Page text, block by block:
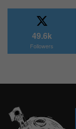
49.6k
Followers